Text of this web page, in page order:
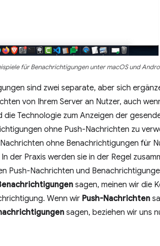
für Benachrichtigungen unter macOS und
sind zwei separate, aber sich
von Ihrem Server an Nutzer, auch
Technologie zum Anzeigen der
ohne Push-Nachrichten zu
ohne Benachrichtigungen für
der Praxis werden sie in der Regel
Push-Nachrichten und
sagen, meinen wir die
Wenn wir Push-Nachrichten
sagen, beziehen wir uns